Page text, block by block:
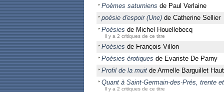
Poèmes saturniens de Paul Verlaine
poésie d'espoir (Une) de Catherine Sellier
Poésies de Michel Houellebecq
Il y a 2 critiques de ce titre
Poésies de François Villon
Poésies érotiques de Evariste De Parny
Profil de la muit de Armelle Barguillet
Quant à Saint-Germain-des-Prés, trente
Il y a 2 critiques de ce titre